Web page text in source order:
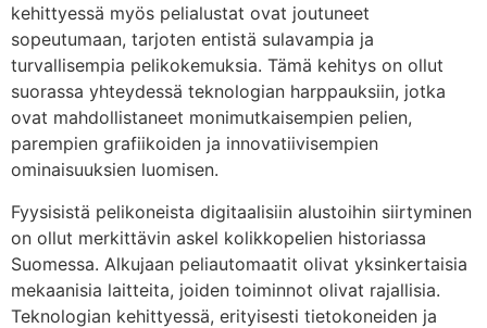
kehittyessä myös pelialustat ovat joutuneet
sopeutumaan, tarjoten entistä sulavampia ja
turvallisempia pelikokemuksia. Tämä kehitys on ollut
suorassa yhteydessä teknologian harppauksiin, jotka
ovat mahdollistaneet monimutkaisempien pelien,
parempien grafiikoiden ja innovatiivisempien
ominaisuuksien luomisen.
Fyysisistä pelikoneista digitaalisiin alustoihin siirtyminen
on ollut merkittävin askel kolikkopelien historiassa
Suomessa. Alkujaan peliautomaatit olivat yksinkertaisia
mekaanisia laitteita, joiden toiminnot olivat rajallisia.
Teknologian kehittyessä, erityisesti tietokoneiden ja